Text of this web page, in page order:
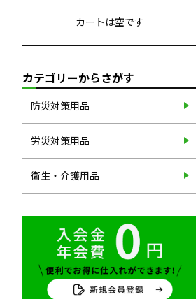
カートは空です
カテゴリーからさがす
防災対策用品
労災対策用品
衛生・介護用品